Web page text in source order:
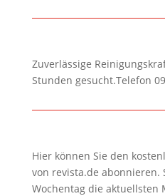
Zuverlässige
Stunden gesucht.Telefon
Hier können Sie den
von revista.de abonnieren.
Wochentag die aktuellsten